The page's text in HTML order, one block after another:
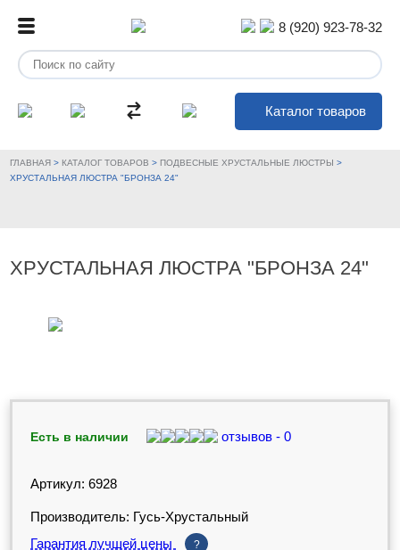
8 (920) 923-78-32
Каталог товаров
ГЛАВНАЯ > КАТАЛОГ ТОВАРОВ > ПОДВЕСНЫЕ ХРУСТАЛЬНЫЕ ЛЮСТРЫ >
ХРУСТАЛЬНАЯ ЛЮСТРА "БРОНЗА 24"
ХРУСТАЛЬНАЯ ЛЮСТРА "БРОНЗА 24"
Есть в наличии отзывов - 0
Артикул: 6928
Производитель: Гусь-Хрустальный
Гарантия лучшей цены
?